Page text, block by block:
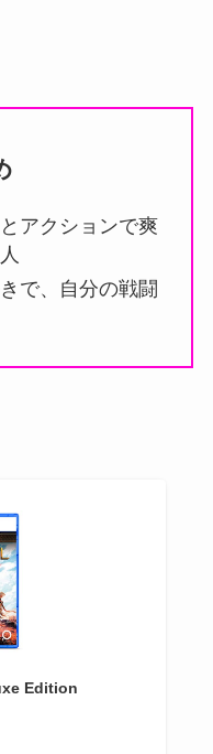
アクションで爽
で、自分の戦闘
Edition